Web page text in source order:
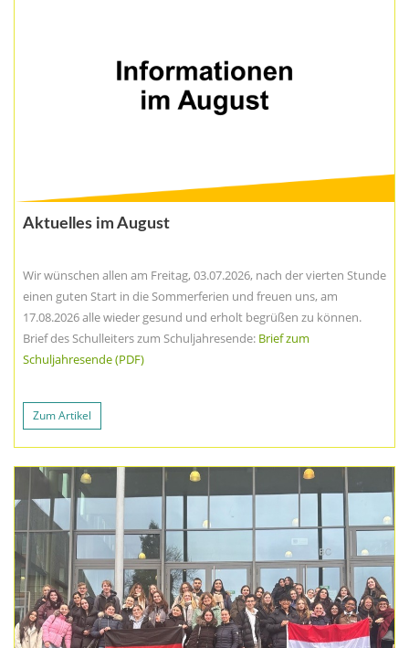
Aktuelles im August
Wir wünschen allen am Freitag, 03.07.2026, nach der vierten Stunde
einen guten Start in die Sommerferien und freuen uns, am
17.08.2026 alle wieder gesund und erholt begrüßen zu können.
Brief des Schulleiters zum Schuljahresende: Brief zum
Schuljahresende (PDF)
Zum Artikel